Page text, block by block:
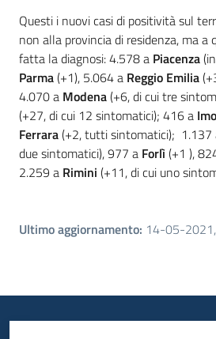
Questi i nuovi casi di positività sul
non alla provincia di residenza, ma a
fatta la diagnosi: 4.578 a Piacenza
Parma(+1), 5.064 a Reggio Emilia
4.070 a Modena(+6, di cui tre
(+27, di cui 12 sintomatici); 416 a
Ferrara(+2, tutti sintomatici); 1.137
due sintomatici), 977 a Forlì(+1 ),
2.259 a Rimini (+11, di cui uno
Ultimo aggiornamento: 14-05-